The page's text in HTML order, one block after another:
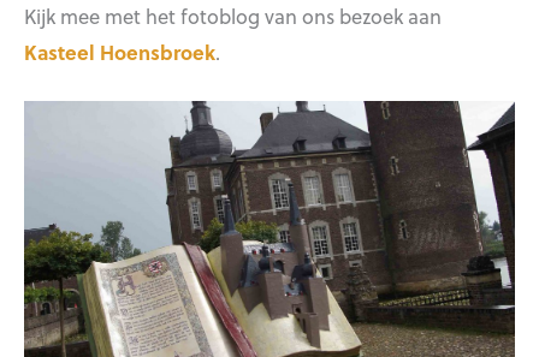
Kijk mee met het fotoblog van ons bezoek aan
Kasteel Hoensbroek.